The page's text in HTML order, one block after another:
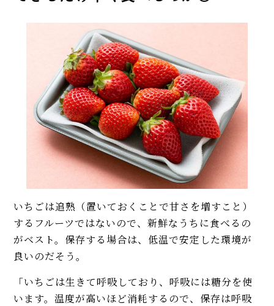
いちごは追熟（置いておくことで甘さを増すこと）
するフルーツではないので、新鮮なうちに食べるの
がベスト。保存する場合は、低温で安定した環境が
良いのだそう。
「いちごは生きて呼吸しており、呼吸には糖分を使
います。温度が高いほど消耗するので、保存は呼吸